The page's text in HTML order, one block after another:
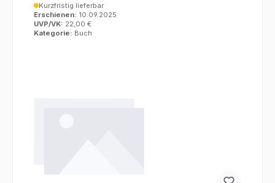
Kurzfristig lieferbar
Erschienen: 10.09.2025
UVP/VK: 22,00 €
Kategorie: Buch